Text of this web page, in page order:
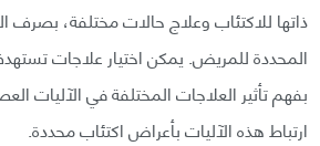
ذاتها للاكتئاب وعلاج حالات مختلفة، بصرف
المحددة للمريض. يمكن اختيار علاجات
بفهم تأثير العلاجات المختلفة في الآليات
ارتباط هذه الآليات بأعراض اكتئاب محددة.